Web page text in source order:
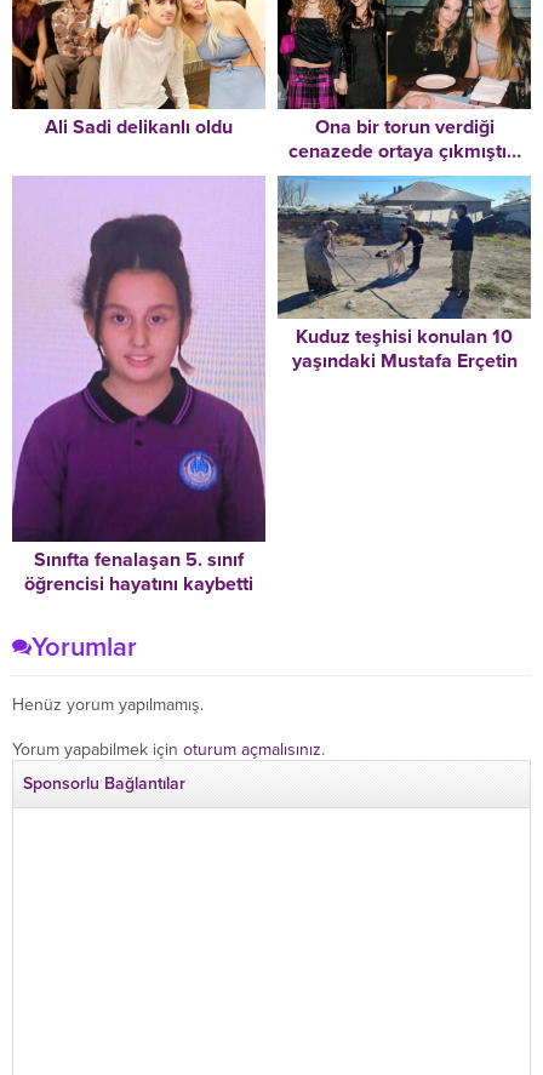
Ali Sadi delikanlı oldu
Ona bir torun verdiği
cenazede ortaya çıkmıştı…
Son fotoğraflarını paylaştı:
Güzel annemle son
görüntümüz
Sınıfta fenalaşan 5. sınıf
öğrencisi hayatını kaybetti
Kuduz teşhisi konulan 10
yaşındaki Mustafa Erçetin
Yorumlar
Henüz yorum yapılmamış.
Yorum yapabilmek için oturum açmalısınız.
Sponsorlu Bağlantılar